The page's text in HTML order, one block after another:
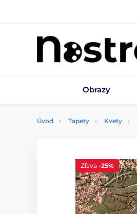
Obrazy
Úvod Tapety Kvety
Zľava -25%